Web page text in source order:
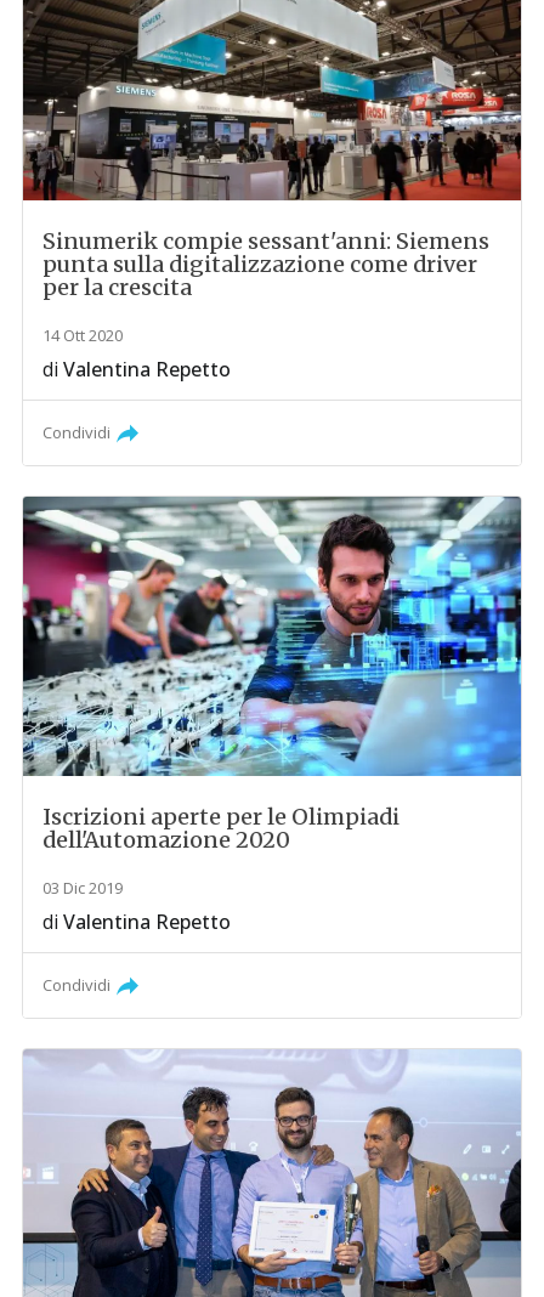
Sinumerik compie sessant'anni: Siemens
punta sulla digitalizzazione come driver
per la crescita
14 Ott 2020
diValentina Repetto
Condividi
Iscrizioni aperte per le Olimpiadi
dell'Automazione 2020
03 Dic 2019
diValentina Repetto
Condividi